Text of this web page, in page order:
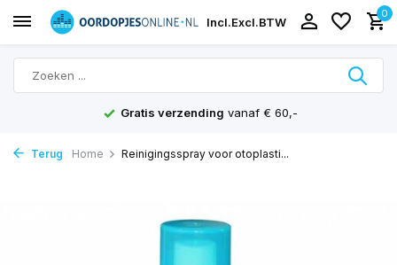
Incl.Excl.BTW
0
Gratis verzending vanaf € 60,-
Terug Home Reinigingsspray voor otoplasti...